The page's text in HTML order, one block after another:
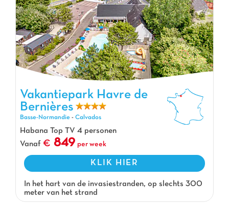
Vakantiepark Havre de
Bernières
Basse-Normandie - Calvados
Habana Top TV 4 personen
Vanaf
849 per week
KLIK HIER
In het hart van de invasiestranden, op slechts 300
meter van het strand